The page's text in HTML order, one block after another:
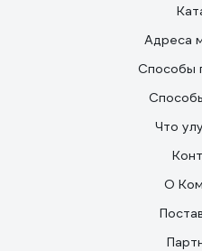
Адреса
Способы
Что
О